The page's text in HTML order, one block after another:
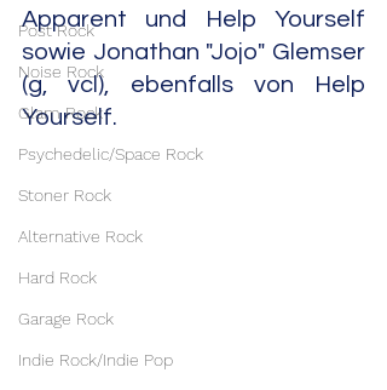
Post Rock
Noise Rock
Glam Rock
Psychedelic/Space Rock
Stoner Rock
Alternative Rock
Hard Rock
Garage Rock
Indie Rock/Indie Pop
Apparent und Help Yourself
sowie Jonathan "Jojo" Glemser
(g, vcl), ebenfalls von Help
Yourself.